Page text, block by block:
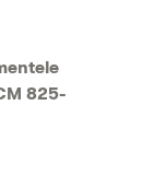
825-